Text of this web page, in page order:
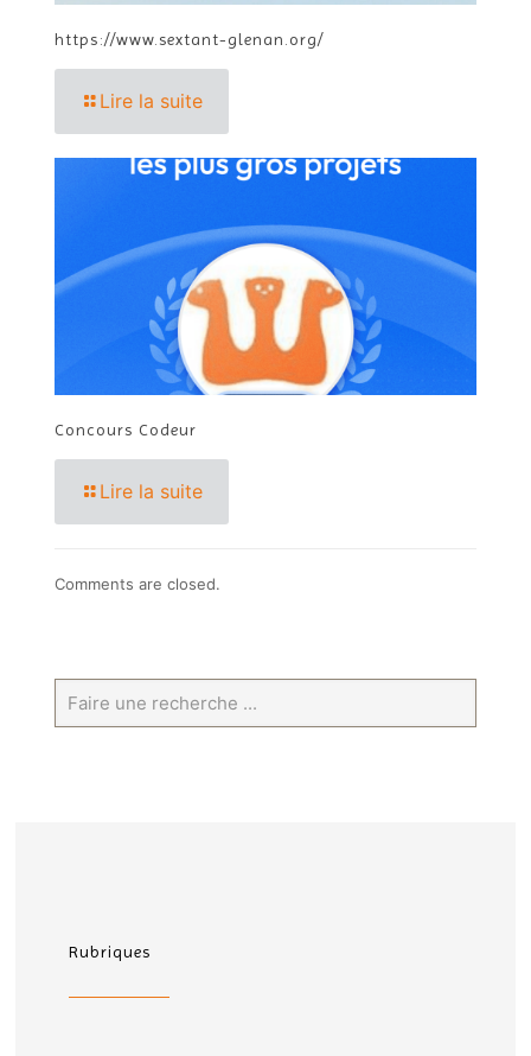
https://www.sextant-glenan.org/
Lire la suite
Concours Codeur
Lire la suite
Comments are closed.
Rubriques